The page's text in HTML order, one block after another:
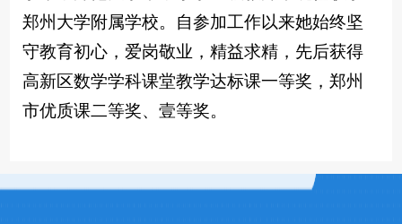
郑州大学附属学校。自参加工作以来她始终坚
守教育初心，爱岗敬业，精益求精，先后获得
高新区数学学科课堂教学达标课一等奖，郑州
市优质课二等奖、壹等奖。